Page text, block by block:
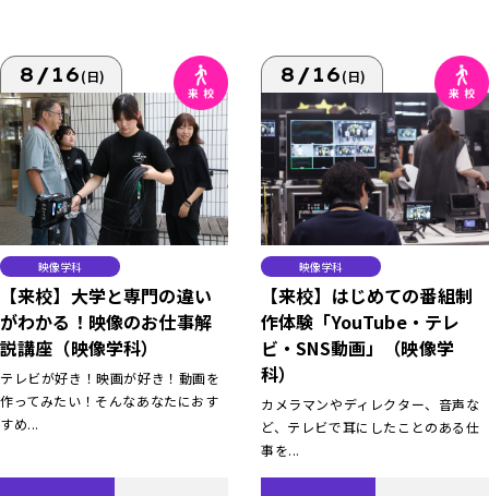
8/16(日)
映像学科
【来校】大学と専門の違い
がわかる！映像のお仕事解
説講座（映像学科）
テレビが好き！映画が好き！動画を
作ってみたい！そんなあなたにおす
すめ...
8/16(日)
映像学科
【来校】はじめての番組制
作体験「YouTube・テレ
ビ・SNS動画」（映像学
科）
カメラマンやディレクター、音声な
ど、テレビで耳にしたことのある仕
事を...